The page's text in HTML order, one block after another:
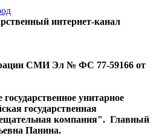
интернет-канал
СМИ Эл № ФС 77-59166 от
унитарное
государственная
компания". Главный
Панина.